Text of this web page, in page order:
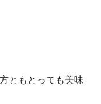
ともとっても美味